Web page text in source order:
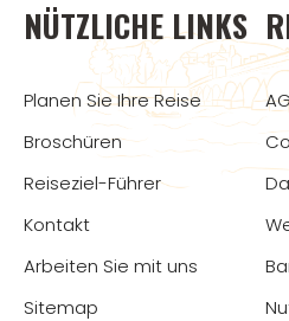
NÜTZLICHE LINKS
Planen Sie Ihre Reise
Broschüren
Reiseziel-Führer
Kontakt
Arbeiten Sie mit uns
Sitemap